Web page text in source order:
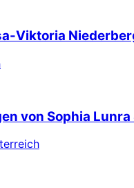
Viktoria
von Sophia